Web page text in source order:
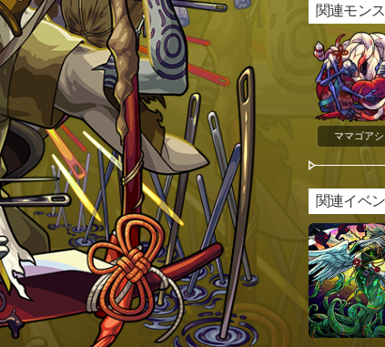
関連モン
ママゴアシ
関連イベ